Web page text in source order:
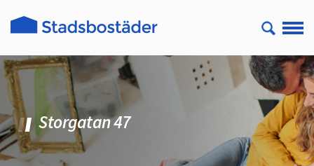
Storgatan 47